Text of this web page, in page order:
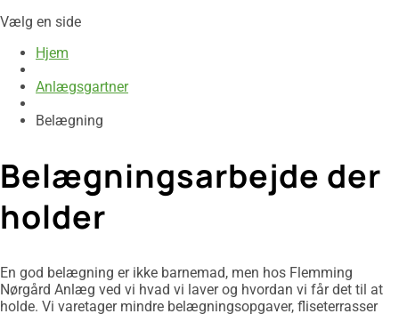
Vælg en side
Hjem
Anlægsgartner
Belægning
Belægningsarbejde der
holder
En god belægning er ikke barnemad, men hos Flemming
Nørgård Anlæg ved vi hvad vi laver og hvordan vi får det til at
holde. Vi varetager mindre belægningsopgaver, fliseterrasser